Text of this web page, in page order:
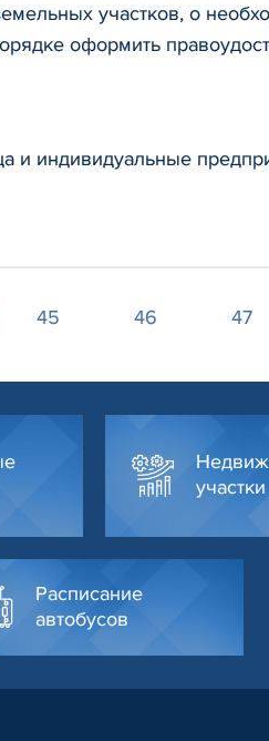
участков, о
оформить
и индивидуальные
45 46 47
Расписание
автобусов